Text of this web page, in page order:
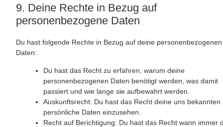
9. Deine Rechte in Bezug auf
personenbezogene Daten
Du hast folgende Rechte in Bezug auf deine personenbezogenen
Daten:
Du hast das Recht zu erfahren, warum deine
personenbezogenen Daten benötigt werden, was damit
passiert und wie lange sie aufbewahrt werden.
Auskunftsrecht: Du hast das Recht deine uns bekannten
persönliche Daten einzusehen.
Recht auf Berichtigung: Du hast das Recht wann immer